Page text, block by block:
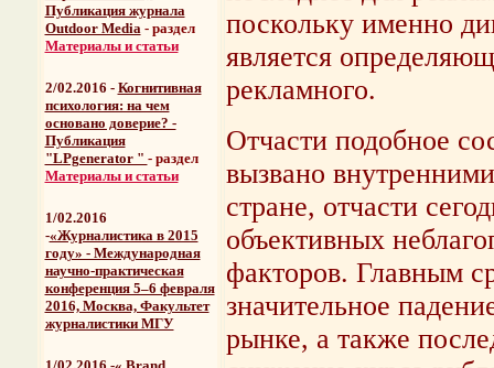
Публикация журнала
Outdoor Media - раздел
Материалы и статьи
2/02.2016 - Когнитивная
психология: на чем
основано доверие? -
Публикация
"LPgenerator " - раздел
Материалы и статьи
1/02.2016
-«Журналистика в 2015
году» - Международная
научно-практическая
конференция 5–6 февраля
2016, Москва, Факультет
журналистики МГУ
поскольку именно
является
рекламного.
Отчасти подобное
вызвано
стране, отчасти
объективных
факторов. Главным
значительное
рынке, а также